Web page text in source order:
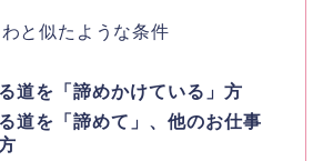
と似たような条件
道を「諦めかけている」方
道を「諦めて」、他のお仕事